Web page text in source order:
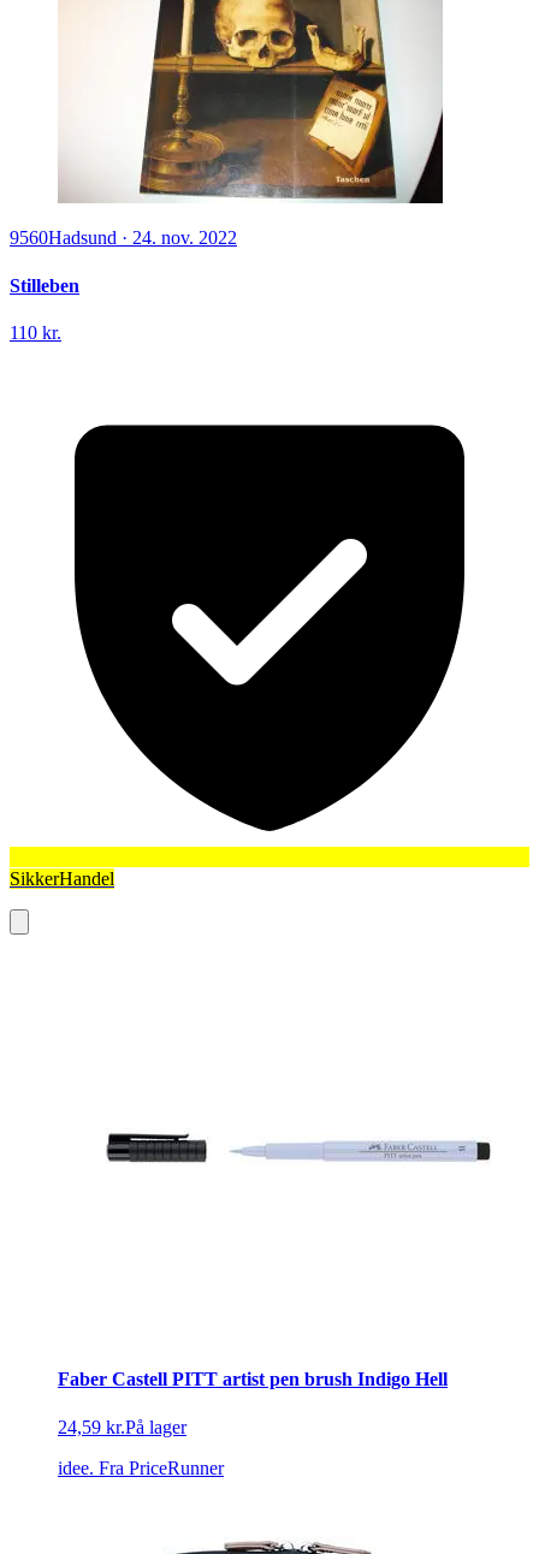
9560Hadsund · 24. nov. 2022
Stilleben
110 kr.
SikkerHandel
Faber Castell PITT artist pen brush Indigo Hell
24,59 kr.På lager
idee. Fra PriceRunner